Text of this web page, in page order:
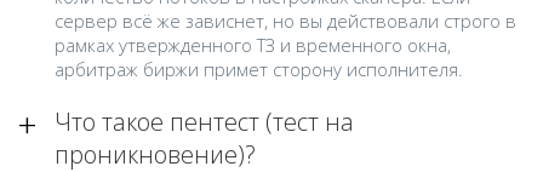
сервер всё же зависнет, но вы действовали строго в
рамках утвержденного ТЗ и временного окна,
арбитраж биржи примет сторону исполнителя.
Что такое пентест (тест на
проникновение)?